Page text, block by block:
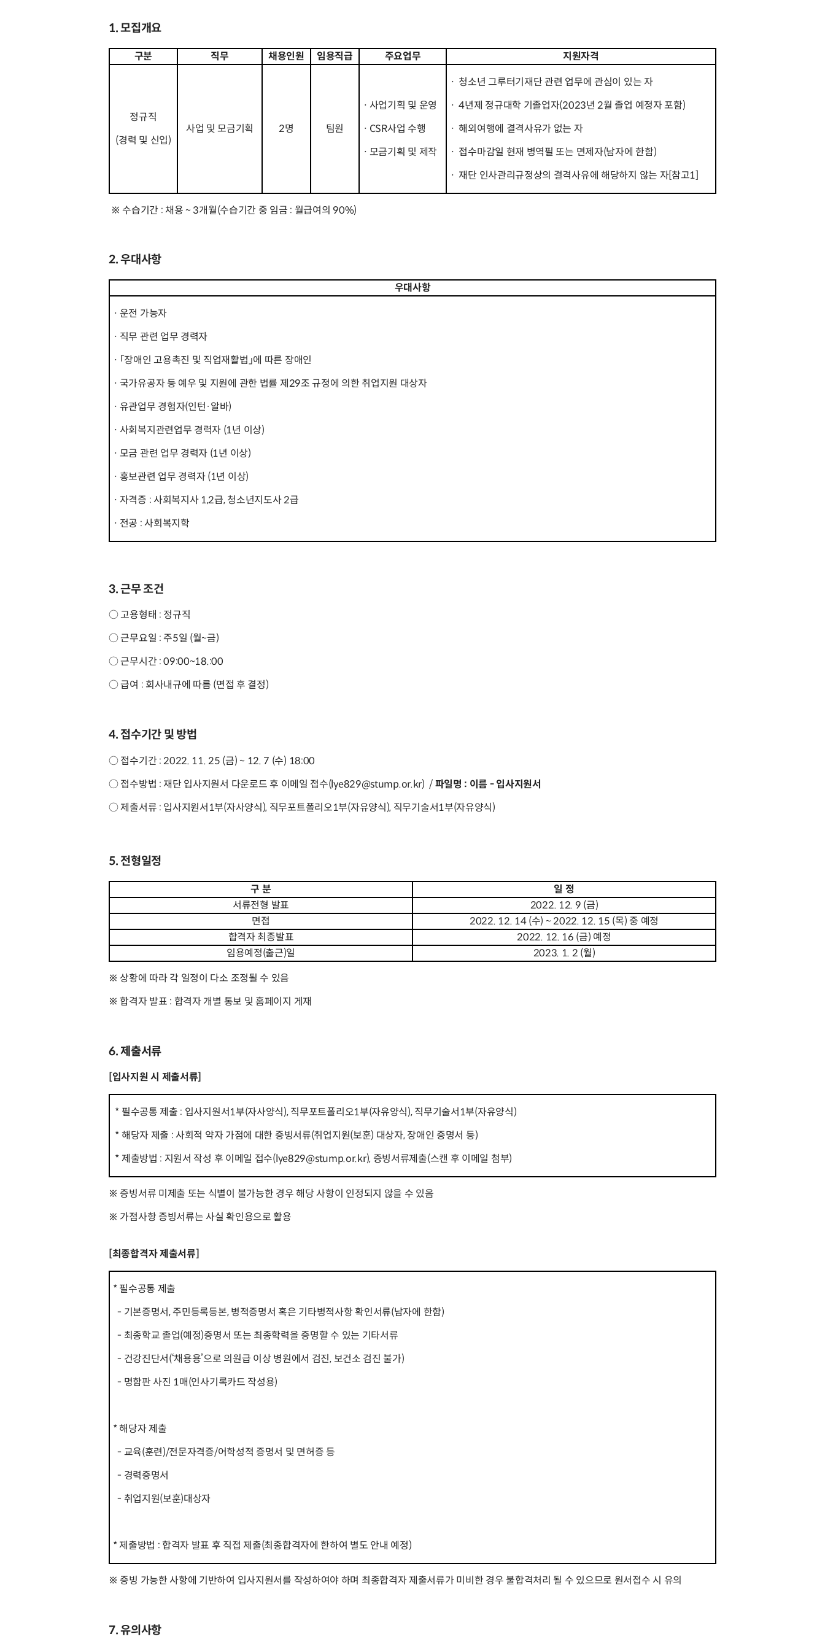
1. 모집개요
구분 직무 채용인원 임용직급 주요업무 지원자격
정규직
(경력 및 신입)
사업 및 모금기획 2명 팀원
ㆍ사업기획 및 운영
ㆍCSR사업 수행
ㆍ모금기획 및 제작
ㆍ 청소년 그루터기재단 관련 업무에 관심이 있는 자
ㆍ 4년제 정규대학 기졸업자(2023년 2월 졸업 예정자 포함)
ㆍ 해외여행에 결격사유가 없는 자
ㆍ 접수마감일 현재 병역필 또는 면제자(남자에 한함)
ㆍ 재단 인사관리규정상의 결격사유에 해당하지 않는 자[참고1]
※ 수습기간 : 채용 ~ 3개월(수습기간 중 임금 : 월급여의 90%)
2. 우대사항
우대사항
ㆍ운전 가능자
ㆍ직무 관련 업무 경력자
ㆍ「장애인 고용촉진 및 직업재활법」에 따른 장애인
ㆍ국가유공자 등 예우 및 지원에 관한 법률 제29조 규정에 의한 취업지원 대상자
ㆍ유관업무 경험자(인턴·알바)
ㆍ사회복지관련업무 경력자 (1년 이상)
ㆍ모금 관련 업무 경력자 (1년 이상)
ㆍ홍보관련 업무 경력자 (1년 이상)
ㆍ자격증 : 사회복지사 1,2급, 청소년지도사 2급
ㆍ전공 : 사회복지학
3. 근무 조건
○ 고용형태 : 정규직
○ 근무요일 : 주5일 (월~금)
○ 근무시간 : 09:00~18.:00
○ 급여 : 회사내규에 따름 (면접 후 결정)
4. 접수기간 및 방법
○ 접수기간 : 2022. 11. 25 (금) ~ 12. 7 (수) 18:00
○ 접수방법 : 재단 입사지원서 다운로드 후 이메일 접수(lye829@stump.or.kr) /파일명 : 이름 - 입사지원서
○ 제출서류 : 입사지원서1부(자사양식), 직무포트폴리오1부(자유양식), 직무기술서1부(자유양식)
5. 전형일정
구 분
일 정
서류전형 발표
2022. 12. 9 (금)
면접
2022. 12. 14 (수) ~ 2022. 12. 15 (목) 중 예정
합격자 최종발표
2022. 12. 16 (금) 예정
임용예정(출근)일
2023. 1. 2 (월)
※ 상황에 따라 각 일정이 다소 조정될 수 있음
※ 합격자 발표 : 합격자 개별 통보 및 홈페이지 게재
6. 제출서류
[입사지원 시 제출서류]
* 필수공통 제출 : 입사지원서1부(자사양식), 직무포트폴리오1부(자유양식), 직무기술서1부(자유양식)
* 해당자 제출 : 사회적 약자 가점에 대한 증빙서류(취업지원(보훈) 대상자, 장애인 증명서 등)
* 제출방법 : 지원서 작성 후 이메일 접수(lye829@stump.or.kr), 증빙서류제출(스캔 후 이메일 첨부)
※ 증빙서류 미제출 또는 식별이 불가능한 경우 해당 사항이 인정되지 않을 수 있음
※ 가점사항 증빙서류는 사실 확인용으로 활용
[최종합격자 제출서류]
* 필수공통 제출
- 기본증명서, 주민등록등본, 병적증명서 혹은 기타병적사항 확인서류(남자에 한함)
- 최종학교 졸업(예정)증명서 또는 최종학력을 증명할 수 있는 기타서류
- 건강진단서(‘채용용’으로 의원급 이상 병원에서 검진, 보건소 검진 불가)
- 명함판 사진 1매(인사기록카드 작성용)
* 해당자 제출
- 교육(훈련)/전문자격증/어학성적 증명서 및 면허증 등
- 경력증명서
- 취업지원(보훈)대상자
* 제출방법 : 합격자 발표 후 직접 제출(최종합격자에 한하여 별도 안내 예정)
※ 증빙 가능한 사항에 기반하여 입사지원서를 작성하여야 하며 최종합격자 제출서류가 미비한 경우 불합격처리 될 수 있으므로 원서접수 시 유의
7. 유의사항